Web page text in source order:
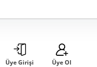
Üye Girişi Üye Ol